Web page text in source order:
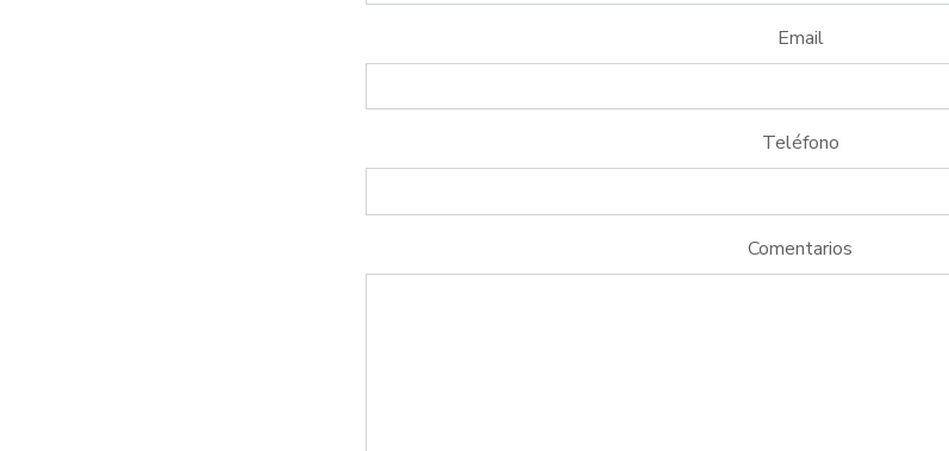
Email
Teléfono
Comentarios